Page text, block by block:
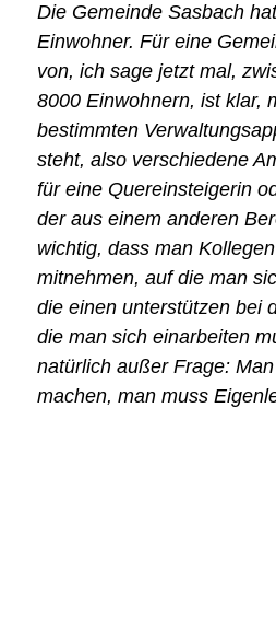
Die Gemeinde Sasbach
Einwohner. Für eine
von, ich sage jetzt mal,
8000 Einwohnern, ist klar,
bestimmten
steht, also verschiedene
für eine Quereinsteigerin
der aus einem anderen
wichtig, dass man
mitnehmen, auf die man
die einen unterstützen bei
die man sich einarbeiten
natürlich außer Frage:
machen, man muss